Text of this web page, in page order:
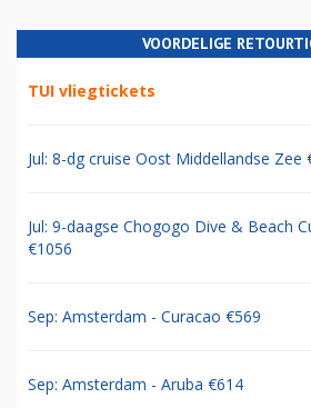
VOORDELIGE
TUI vliegtickets
Jul: 8-dg cruise Oost Middellandse Zee
Jul: 9-daagse Chogogo Dive & Beach
€1056
Sep: Amsterdam - Curacao €569
Sep: Amsterdam - Aruba €614